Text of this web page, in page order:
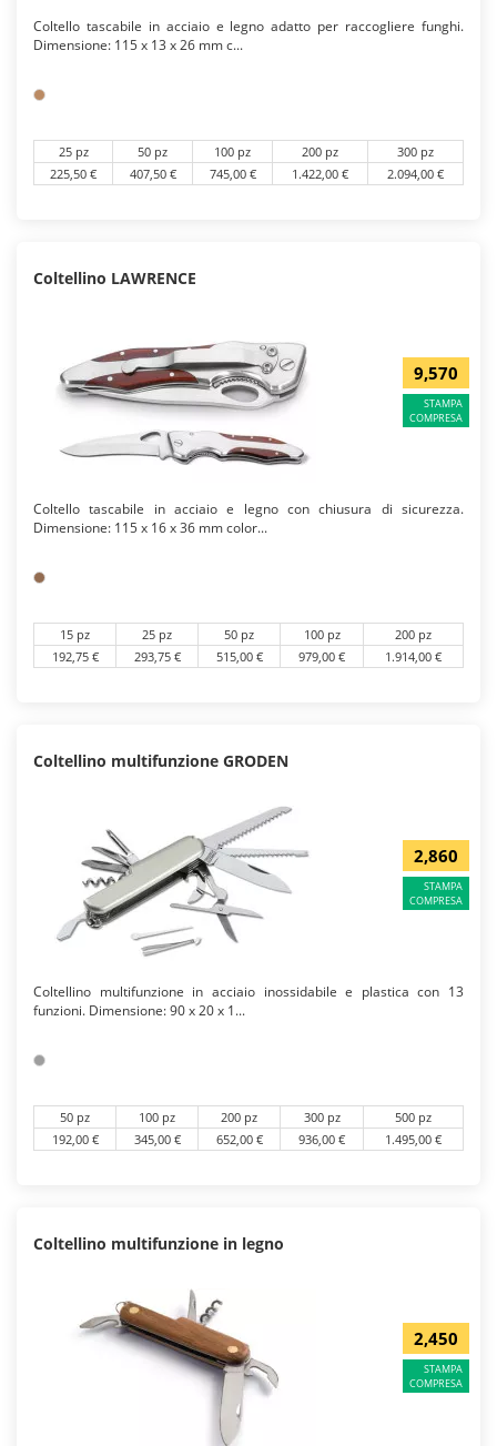
Coltello tascabile in acciaio e legno adatto per raccogliere funghi.
Dimensione: 115 x 13 x 26 mm c...
25 pz 50 pz 100 pz 200 pz
300 pz
225,50 €
407,50 € 745,00 € 1.422,00 € 2.094,00 €
Coltellino LAWRENCE
9,570
STAMPA
COMPRESA
Coltello tascabile in acciaio e legno con chiusura di sicurezza.
Dimensione: 115 x 16 x 36 mm color...
15 pz 25 pz 50 pz 100 pz
200 pz
192,75 €
293,75 € 515,00 € 979,00 € 1.914,00 €
Coltellino multifunzione GRODEN
2,860
STAMPA
COMPRESA
Coltellino multifunzione in acciaio inossidabile e plastica con 13
funzioni. Dimensione: 90 x 20 x 1...
50 pz 100 pz 200 pz 300 pz
500 pz
192,00 €
345,00 € 652,00 € 936,00 € 1.495,00 €
Coltellino multifunzione in legno
2,450
STAMPA
COMPRESA